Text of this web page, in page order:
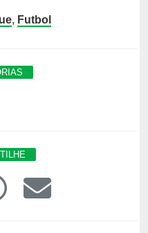
, Futbol